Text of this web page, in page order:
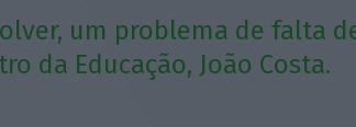
um problema de falta
da Educação, João Costa.